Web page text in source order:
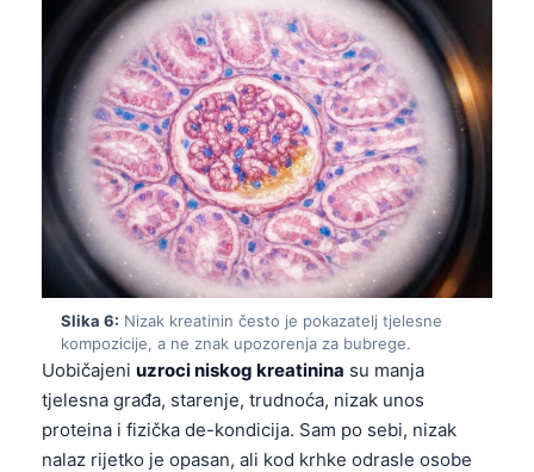
Slika 6: Nizak kreatinin često je pokazatelj tjelesne
kompozicije, a ne znak upozorenja za bubrege.
Uobičajeni uzroci niskog kreatinina su manja
tjelesna građa, starenje, trudnoća, nizak unos
proteina i fizička de-kondicija. Sam po sebi, nizak
nalaz rijetko je opasan, ali kod krhke odrasle osobe
Slovenčina
كوردی‎
پښتو
سنڌي
සිංහල
অসমীয়া
Galego
Latviešu valoda
Македонски јазик
Euskara
Gàidhlig